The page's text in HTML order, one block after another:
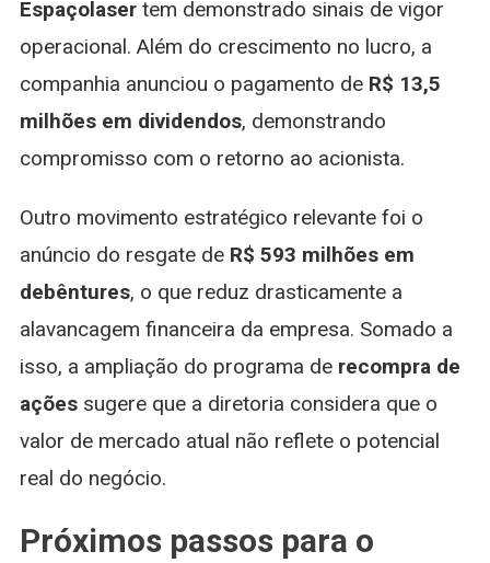
Espaçolasertem demonstrado sinais de vigor
operacional. Além do crescimento no lucro, a
companhia anunciou o pagamento de R$ 13,5
milhões em dividendos, demonstrando
compromisso com o retorno ao acionista.
Outro movimento estratégico relevante foi o
anúncio do resgate de R$ 593 milhões em
debêntures, o que reduz drasticamente a
alavancagem financeira da empresa. Somado a
isso, a ampliação do programa de recompra de
açõessugere que a diretoria considera que o
valor de mercado atual não reflete o potencial
real do negócio.
Próximos passos para o